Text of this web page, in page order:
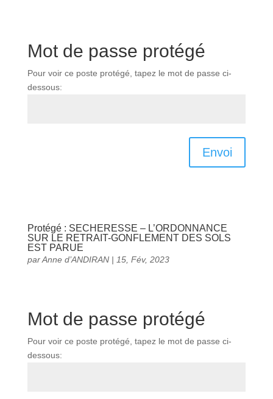
Mot de passe protégé
Pour voir ce poste protégé, tapez le mot de passe ci-
dessous:
Envoi
Protégé : SECHERESSE – L’ORDONNANCE
SUR LE RETRAIT-GONFLEMENT DES SOLS
EST PARUE
parAnne d’ANDIRAN| 15, Fév, 2023
Mot de passe protégé
Pour voir ce poste protégé, tapez le mot de passe ci-
dessous: